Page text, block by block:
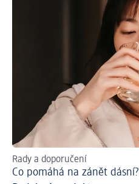
Rady a doporučení
Co pomáhá na zánět dásní?